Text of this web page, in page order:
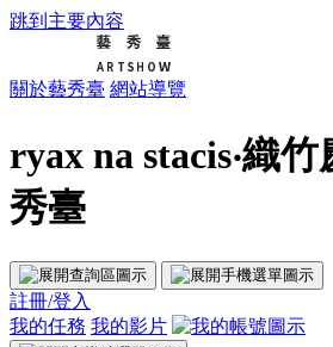
跳到主要內容
關於藝秀臺 網站導覽
ryax na stacis‧織
秀臺
註冊/登入
我的任務 我的影片